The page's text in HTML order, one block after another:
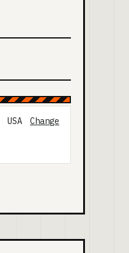
USA
Change